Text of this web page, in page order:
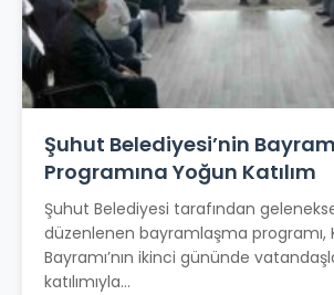
Şuhut Belediyesi’nin
Programına Yoğun Katılım
Şuhut Belediyesi tarafından
düzenlenen bayramlaşma programı,
Bayramı’nın ikinci gününde
katılımıyla...